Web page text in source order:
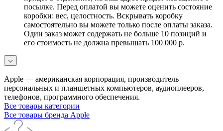
посылке. Перед оплатой вы можете оценить состояние
коробки: вес, целостность. Вскрывать коробку
самостоятельно вы можете только после оплаты заказа.
Один заказ может содержать не больше 10 позиций и
его стоимость не должна превышать 100 000 р.
Apple — американская корпорация, производитель
персональных и планшетных компьютеров, аудиоплееров,
телефонов, программного обеспечения.
Все товары категории
Все товары бренда Apple